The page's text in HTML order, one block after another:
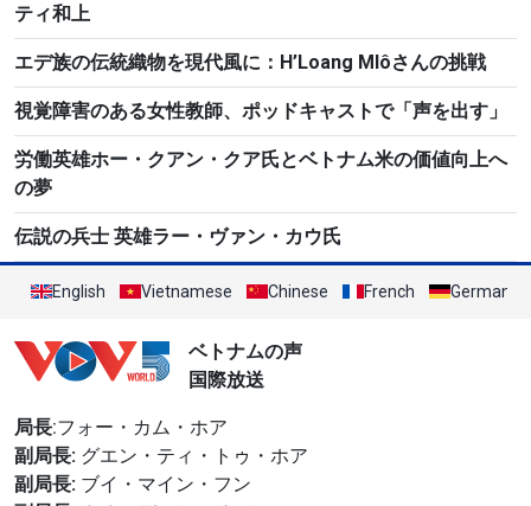
ティ和上
エデ族の伝統織物を現代風に：H’Loang Mlôさんの挑戦
視覚障害のある女性教師、ポッドキャストで「声を出す」
労働英雄ホー・クアン・クア氏とベトナム米の価値向上へ
の夢
伝説の兵士 英雄ラー・ヴァン・カウ氏
English Vietnamese Chinese French German
ベトナムの声
国際放送
局長:フォー・カム・ホア
副局長: グエン・ティ・トゥ・ホア
副局長: ブイ・マイン・フン